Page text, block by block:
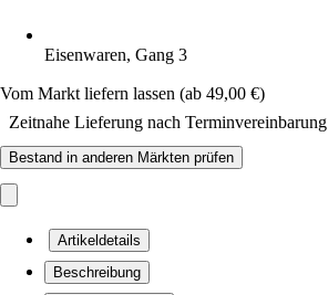
Eisenwaren, Gang 3
Vom Markt liefern lassen (ab 49,00 €)
Zeitnahe Lieferung nach Terminvereinbarung
Bestand in anderen Märkten prüfen
Artikeldetails
Beschreibung